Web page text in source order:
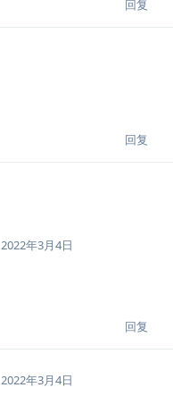
回复
回复
2022年3月4日
回复
2022年3月4日